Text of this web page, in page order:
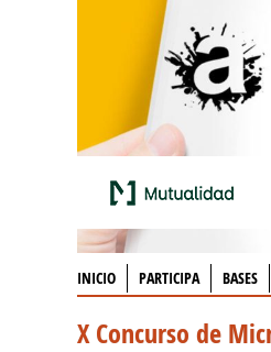
INICIO PARTICIPA BASES
X Concurso de